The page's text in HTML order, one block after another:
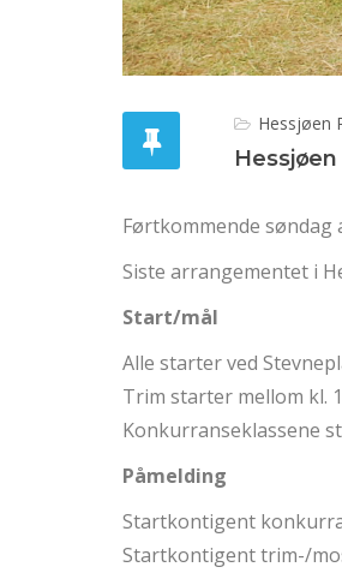
Hessjøen
Førtkommende søndag
Siste arrangementet i
Start/mål
Alle starter ved
Trim starter mellom kl.
Konkurranseklassene
Påmelding
Startkontigent
Startkontigent trim-/